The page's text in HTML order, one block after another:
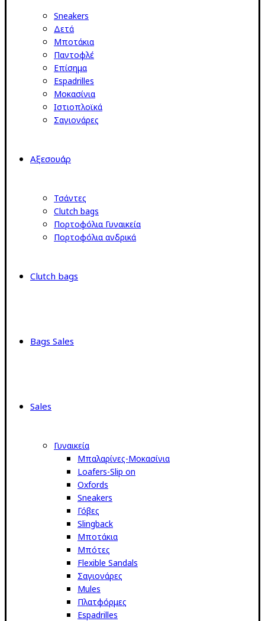
Sneakers
Δετά
Μποτάκια
Παντοφλέ
Επίσημα
Espadrilles
Μοκασίνια
Ιστιοπλοϊκά
Σαγιονάρες
Αξεσουάρ
Τσάντες
Clutch bags
Πορτοφόλια Γυναικεία
Πορτοφόλια ανδρικά
Clutch bags
Bags Sales
Sales
Γυναικεία
Μπαλαρίνες-Μοκασίνια
Loafers-Slip on
Oxfords
Sneakers
Γόβες
Slingback
Μποτάκια
Μπότες
Flexible Sandals
Σαγιονάρες
Mules
Πλατφόρμες
Espadrilles